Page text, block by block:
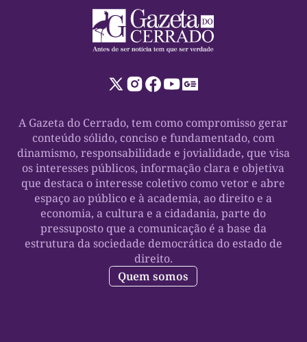
A Gazeta do Cerrado, tem como compromisso gerar
conteúdo sólido, conciso e fundamentado, com
dinamismo, responsabilidade e jovialidade, que visa
os interesses públicos, informação clara e objetiva
que destaca o interesse coletivo como vetor e abre
espaço ao público e à academia, ao direito e a
economia, a cultura e a cidadania, parte do
pressuposto que a comunicação é a base da
estrutura da sociedade democrática do estado de
direito.
Quem somos